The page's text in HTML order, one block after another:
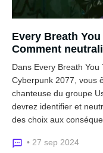
Every Breath
Comment
Dans Every Breath
Cyberpunk 2077, vous
chanteuse du groupe
devrez identifier et
des choix aux
• 27 sep 2024